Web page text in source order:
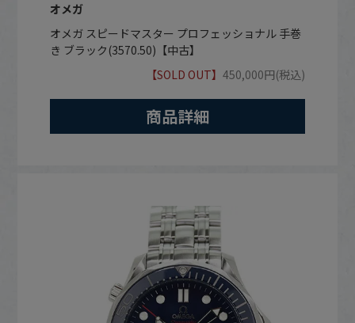
オメガ
オメガ スピードマスター プロフェッショナル 手巻
き ブラック(3570.50)【中古】
【SOLD OUT】450,000円(税込)
商品詳細